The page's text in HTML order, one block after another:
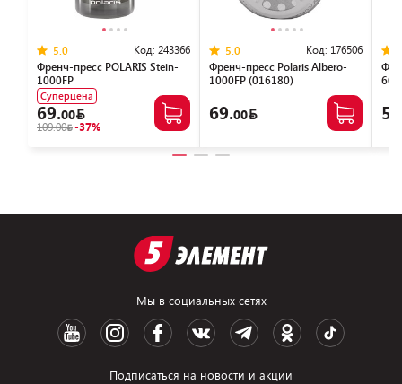
5.0 Код: 243366
Френч-пресс POLARIS Stein-
1000FP
Суперцена
69.00
109.00 -37%
5.0 Код: 176506
Френч-пресс Polaris Albero-
1000FP (016180)
69.00
Мы в социальных сетях
Подписаться на новости и акции